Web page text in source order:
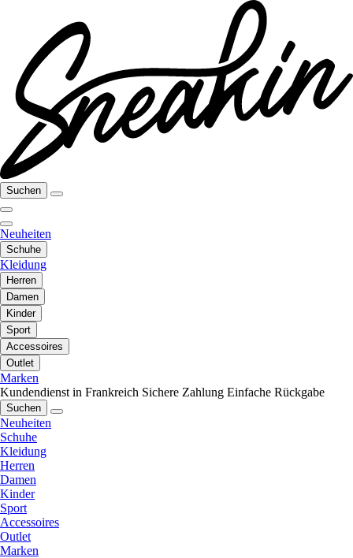
Suchen
Neuheiten
Schuhe
Kleidung
Herren
Damen
Kinder
Sport
Accessoires
Outlet
Marken
Kundendienst in Frankreich Sichere Zahlung Einfache Rückgabe
Suchen
Neuheiten
Schuhe
Kleidung
Herren
Damen
Kinder
Sport
Accessoires
Outlet
Marken